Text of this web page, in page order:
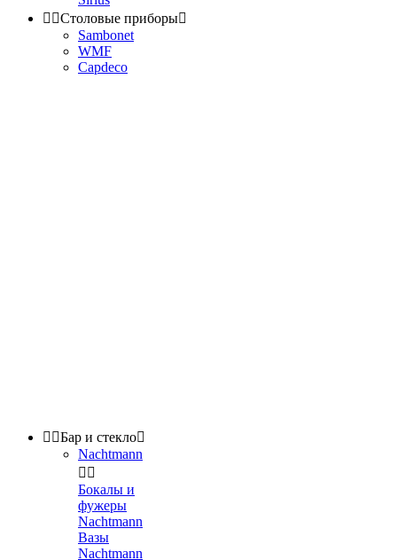
 Столовые приборы
Sambonet
WMF
Capdeco
 Бар и стекло
Nachtmann
 
Бокалы и
фужеры
Nachtmann
Вазы
Nachtmann